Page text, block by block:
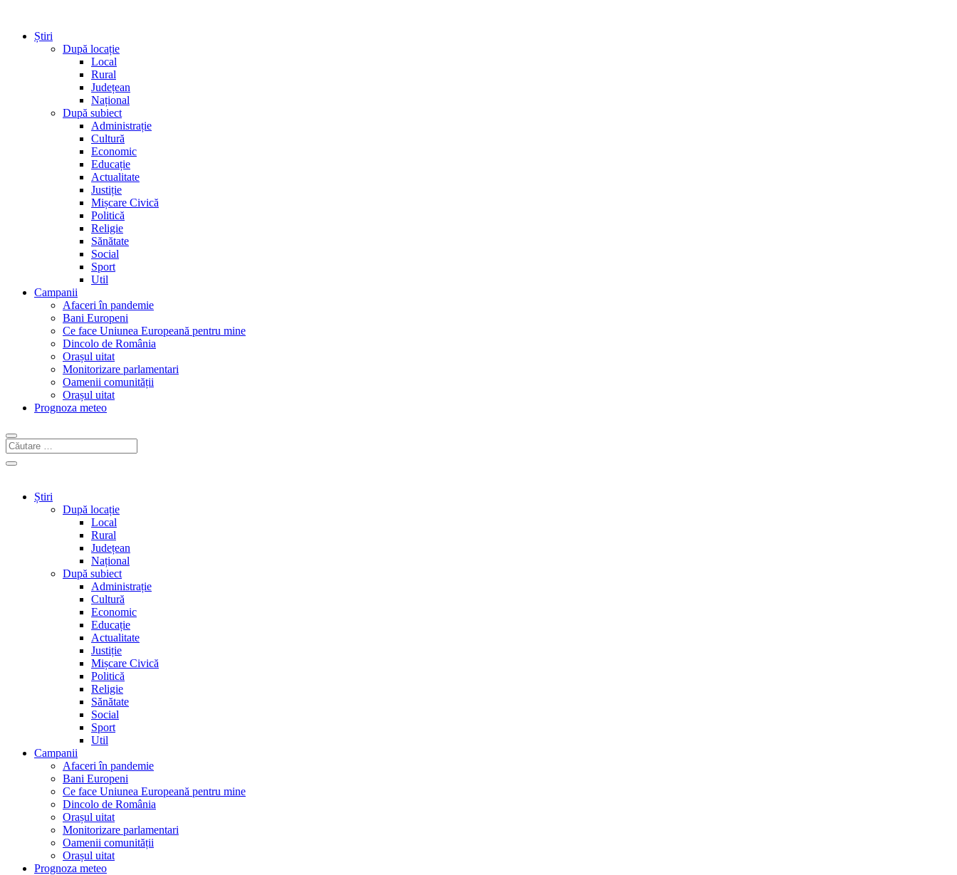
Știri
După locație
Local
Rural
Județean
Național
După subiect
Administrație
Cultură
Economic
Educație
Actualitate
Justiție
Mișcare Civică
Politică
Religie
Sănătate
Social
Sport
Util
Campanii
Afaceri în pandemie
Bani Europeni
Ce face Uniunea Europeană pentru mine
Dincolo de România
Orașul uitat
Monitorizare parlamentari
Oamenii comunității
Orașul uitat
Prognoza meteo
Știri
După locație
Local
Rural
Județean
Național
După subiect
Administrație
Cultură
Economic
Educație
Actualitate
Justiție
Mișcare Civică
Politică
Religie
Sănătate
Social
Sport
Util
Campanii
Afaceri în pandemie
Bani Europeni
Ce face Uniunea Europeană pentru mine
Dincolo de România
Orașul uitat
Monitorizare parlamentari
Oamenii comunității
Orașul uitat
Prognoza meteo